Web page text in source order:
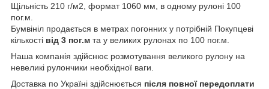
Щільність 210 г/м2, формат 1060 мм, в одному рулоні 100
пог.м.
Бумвініл продається в метрах погонних у потрібній Покупцеві
кількості від 3 пог.м та у великих рулонах по 100 пог.м.
Наша компанія здійснює розмотування великого рулону на
невеликі рулончики необхідної ваги.
Доставка по Україні здійснюється після повної передоплати